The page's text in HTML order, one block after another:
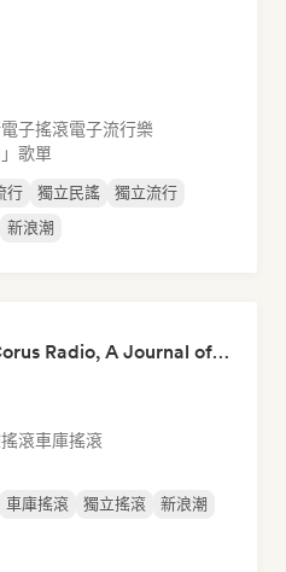
電子搖滾電子流行樂
歌單
行 獨立民謠
獨立流行
新浪潮
Alan Cross - Corus Radio, A Journal of Musical Things
滾車庫搖滾
車庫搖滾 獨立搖滾
新浪潮